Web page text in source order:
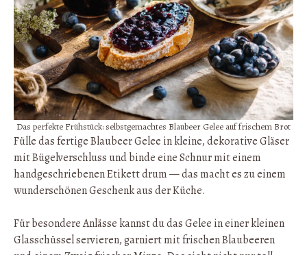
Das perfekte Frühstück: selbstgemachtes Blaubeer Gelee auf frischem Brot
Fülle das fertige Blaubeer Gelee in kleine, dekorative Gläser
mit Bügelverschluss und binde eine Schnur mit einem
handgeschriebenen Etikett drum — das macht es zu einem
wunderschönen Geschenk aus der Küche.
Für besondere Anlässe kannst du das Gelee in einer kleinen
Glasschüssel servieren, garniert mit frischen Blaubeeren